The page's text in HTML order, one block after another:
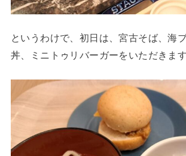
というわけで、初日は、宮古そば、海
丼、ミニトゥリバーガーをいただきます